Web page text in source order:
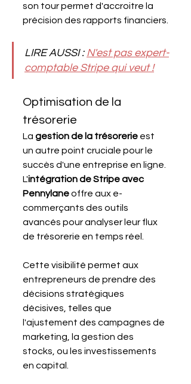
son tour permet d'accroitre la
précision des rapports financiers.
LIRE AUSSI : N'est pas expert-
comptable Stripe qui veut !
Optimisation de la
trésorerie
La gestion de la trésorerie est
un autre point cruciale pour le
succès d'une entreprise en ligne.
L'intégration de Stripe avec
Pennylane offre aux e-
commerçants des outils
avancés pour analyser leur flux
de trésorerie en temps réel.
Cette visibilité permet aux
entrepreneurs de prendre des
décisions stratégiques
décisives, telles que
l'ajustement des campagnes de
marketing, la gestion des
stocks, ou les investissements
en capital.